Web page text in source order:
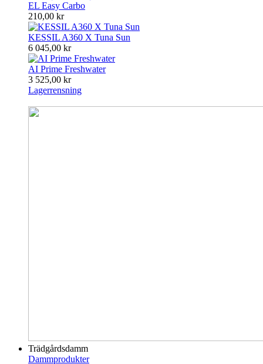
EL Easy Carbo
210,00 kr
KESSIL A360 X Tuna Sun
6 045,00 kr
AI Prime Freshwater
3 525,00 kr
Lagerrensning
Trädgårdsdamm
Dammprodukter